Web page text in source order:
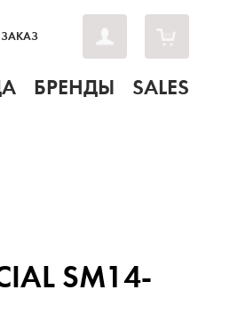
ЗАКАЗ
БРЕНДЫ SALES
SM14-